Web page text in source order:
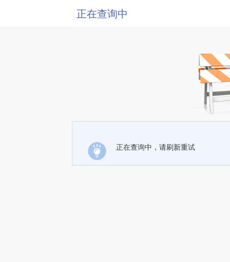
正在查询中
正在查询中，请刷新重试